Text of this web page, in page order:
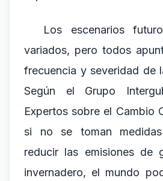
Los escenarios
variados, pero todos
frecuencia y severidad de
Según el Grupo
Expertos sobre el Cambio
si no se toman
reducir las emisiones de
invernadero, el mundo